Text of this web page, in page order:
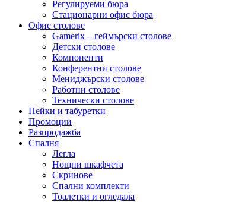
Регулируеми бюра
Стационарни офис бюра
Офис столове
Gamerix – геймърски столове
Детски столове
Компоненти
Конферентни столове
Мениджърски столове
Работни столове
Технически столове
Пейки и табуретки
Промоции
Разпродажба
Спалня
Легла
Нощни шкафчета
Скринове
Спални комплекти
Тоалетки и огледала